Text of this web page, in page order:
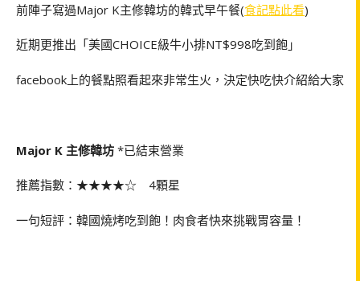
前陣子寫過Major K主修韓坊的韓式早午餐(食記點此看)
近期更推出「美國CHOICE級牛小排NT$998吃到飽」
facebook上的餐點照看起來非常生火，決定快吃快介紹給大家
Major K 主修韓坊 *已結束營業
推薦指數：★★★★☆ 4顆星
一句短評：韓國燒烤吃到飽！肉食者快來挑戰胃容量！